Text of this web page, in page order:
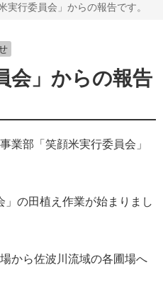
実行委員会」からの報告です。
会」からの報告
業部「笑顔米実行委員会」
の田植え作業が始まりまし
から佐波川流域の各圃場へ